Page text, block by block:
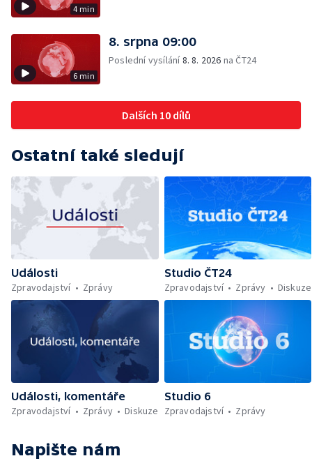
4 min
6 min
8. srpna 09:00
Poslední vysílání8. 8. 2026 na ČT24
Dalších 10 dílů
Ostatní také sledují
Události
Zpravodajství
Zprávy
Studio ČT24
Zpravodajství
Zprávy Diskuze
Události, komentáře
Zpravodajství
Zprávy Diskuze
Studio 6
Zpravodajství
Zprávy
Napište nám